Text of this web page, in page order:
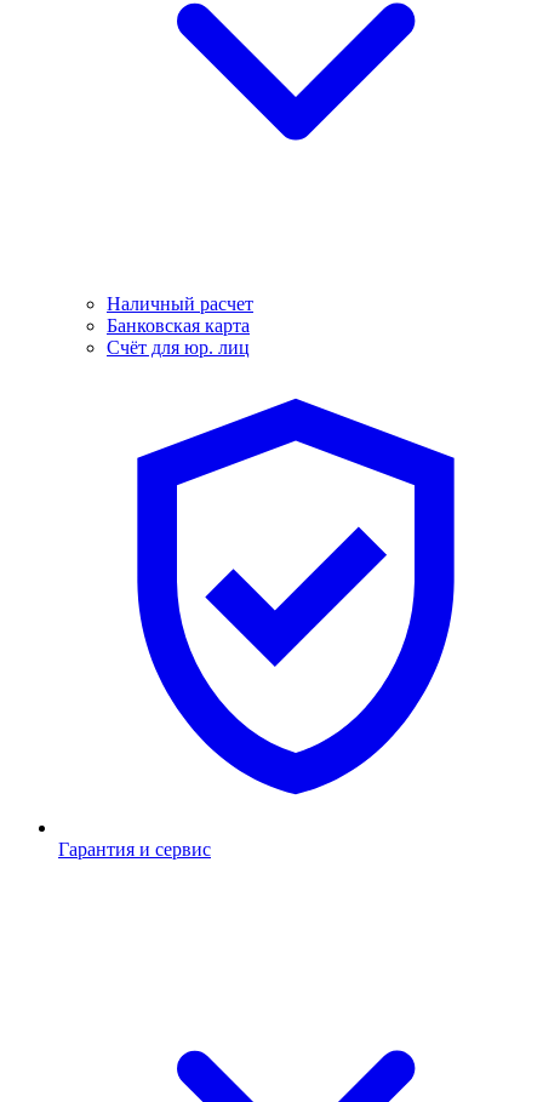
Наличный расчет
Банковская карта
Счёт для юр. лиц
Гарантия и сервис